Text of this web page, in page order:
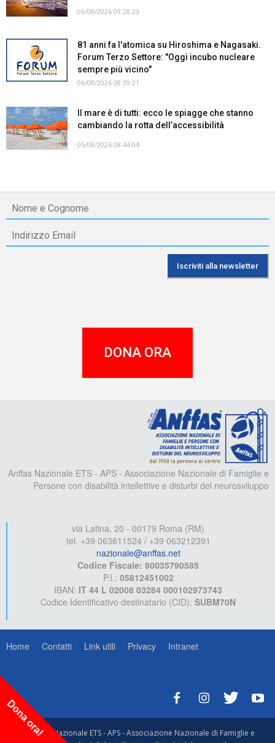
06/08/2026 09:28:23
81 anni fa l'atomica su Hiroshima e Nagasaki.
Forum Terzo Settore: "Oggi incubo nucleare
sempre più vicino"
06/08/2026 08:39:21
Il mare è di tutti: ecco le spiagge che stanno
cambiando la rotta dell’accessibilità
05/08/2026 08:44:04
DONA ORA
Anffas Nazionale ETS - APS - Associazione Nazionale di Famiglie e
Persone con disabilità intellettive e disturbi del neurosviluppo
via Latina, 20 - 00179 Roma (RM)
tel. +39 063611524 / +39 063212391
nazionale@anffas.net
Codice Fiscale: 80035790585
P.I.: 05812451002
IBAN: IT 44 L 02008 03284 000102973743
Codice Identificativo destinatario (CID): SUBM70N
Home Contatti Link utili Privacy Intranet
© Anffas Nazionale ETS - APS - Associazione Nazionale di Famiglie e
Dona ora!